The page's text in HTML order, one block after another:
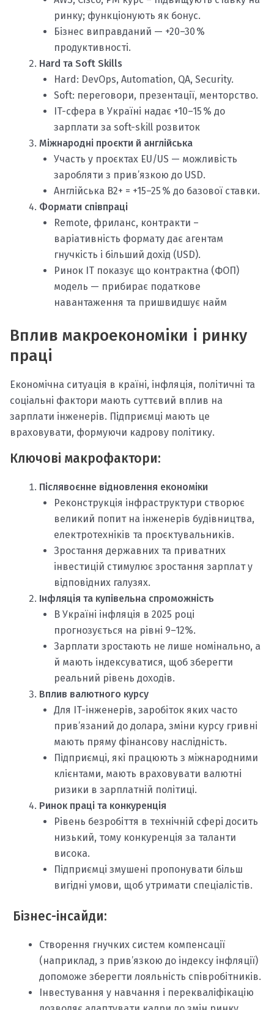
ринку; функціонують як бонус.
Бізнес виправданий — +20–30 %
продуктивності.
Hard та Soft Skills
Hard: DevOps, Automation, QA, Security.
Soft: переговори, презентації, менторство.
IT-сфера в Україні надає +10–15 % до
зарплати за soft-skill розвиток
Міжнародні проєкти й англійська
Участь у проєктах EU/US — можливість
заробляти з прив’язкою до USD.
Англійська B2+ = +15–25 % до базової ставки.
Формати співпраці
Remote, фриланс, контракти –
варіативність формату дає агентам
гнучкість і більший дохід (USD).
Ринок IT показує що контрактна (ФОП)
модель — прибирає податкове
навантаження та пришвидшує найм
Вплив макроекономіки і ринку
праці
Економічна ситуація в країні, інфляція, політичні та
соціальні фактори мають суттєвий вплив на
зарплати інженерів. Підприємці мають це
враховувати, формуючи кадрову політику.
Ключові макрофактори:
Післявоєнне відновлення економіки
Реконструкція інфраструктури створює
великий попит на інженерів будівництва,
електротехніків та проєктувальників.
Зростання державних та приватних
інвестицій стимулює зростання зарплат у
відповідних галузях.
Інфляція та купівельна спроможність
В Україні інфляція в 2025 році
прогнозується на рівні 9–12%.
Зарплати зростають не лише номінально, а
й мають індексуватися, щоб зберегти
реальний рівень доходів.
Вплив валютного курсу
Для IT-інженерів, заробіток яких часто
прив’язаний до долара, зміни курсу гривні
мають пряму фінансову наслідність.
Підприємці, які працюють з міжнародними
клієнтами, мають враховувати валютні
ризики в зарплатній політиці.
Ринок праці та конкуренція
Рівень безробіття в технічній сфері досить
низький, тому конкуренція за таланти
висока.
Підприємці змушені пропонувати більш
вигідні умови, щоб утримати спеціалістів.
Бізнес-інсайди:
Створення гнучких систем компенсації
(наприклад, з прив’язкою до індексу інфляції)
допоможе зберегти лояльність співробітників.
Інвестування у навчання і перекваліфікацію